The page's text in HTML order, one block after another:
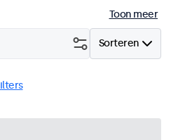
Toon meer
Sorteren